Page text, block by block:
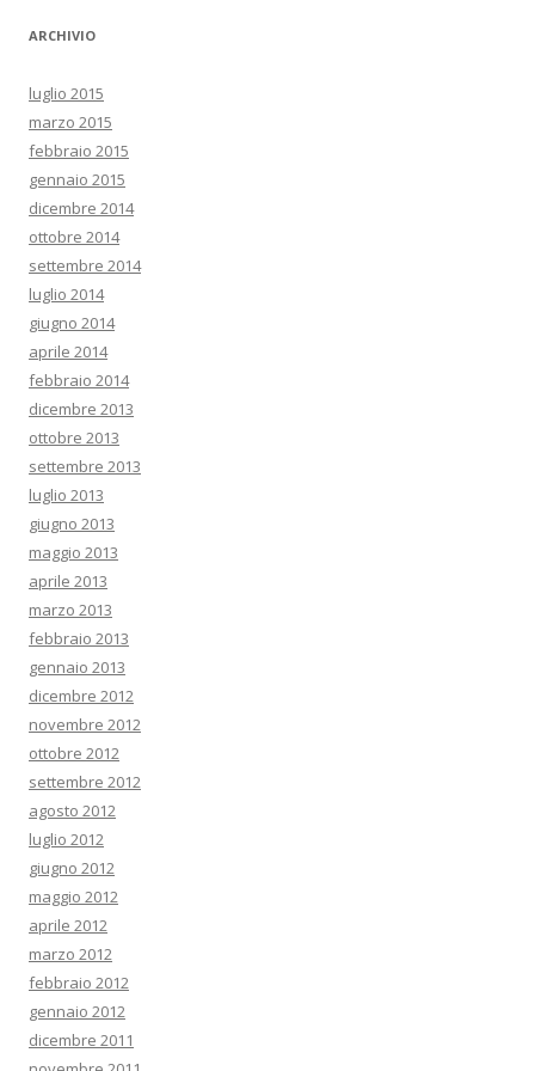
ARCHIVIO
luglio 2015
marzo 2015
febbraio 2015
gennaio 2015
dicembre 2014
ottobre 2014
settembre 2014
luglio 2014
giugno 2014
aprile 2014
febbraio 2014
dicembre 2013
ottobre 2013
settembre 2013
luglio 2013
giugno 2013
maggio 2013
aprile 2013
marzo 2013
febbraio 2013
gennaio 2013
dicembre 2012
novembre 2012
ottobre 2012
settembre 2012
agosto 2012
luglio 2012
giugno 2012
maggio 2012
aprile 2012
marzo 2012
febbraio 2012
gennaio 2012
dicembre 2011